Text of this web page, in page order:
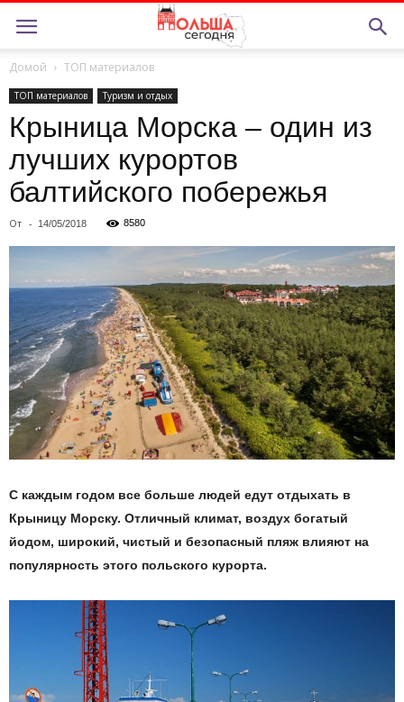
Домой ТОП материалов
ТОП материалов Туризм и отдых
Крыница Морска – один из
лучших курортов
балтийского побережья
От - 14/05/2018 8580
С каждым годом все больше людей едут отдыхать в
Крыницу Морску. Отличный климат, воздух богатый
йодом, широкий, чистый и безопасный пляж влияют на
популярность этого польского курорта.